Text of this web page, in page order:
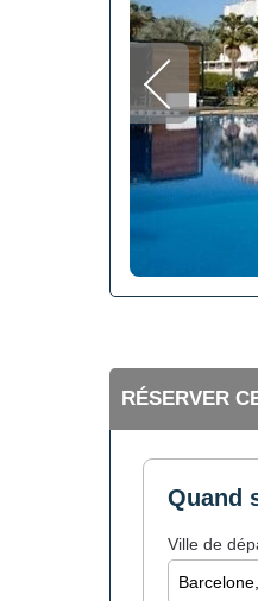
RÉSERVER
Quand
Ville de